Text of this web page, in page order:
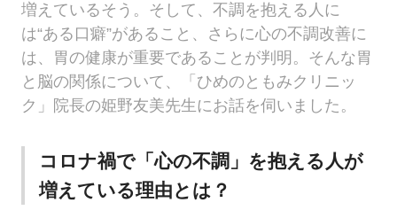
増えているそう。そして、不調を抱える人に
は“ある口癖”があること、さらに心の不調改善に
は、胃の健康が重要であることが判明。そんな胃
と脳の関係について、「ひめのともみクリニッ
ク」院長の姫野友美先生にお話を伺いました。
コロナ禍で「心の不調」を抱える人が
増えている理由とは？